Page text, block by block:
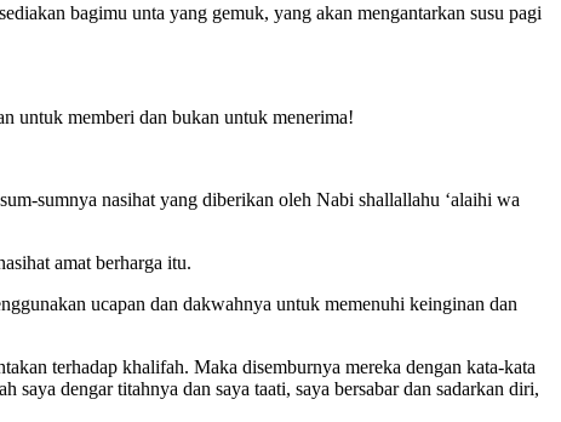
bagimu unta yang gemuk, yang akan mengantarkan susu pagi
untuk memberi dan bukan untuk menerima!
sumnya nasihat yang diberikan oleh Nabi shallallahu ‘alaihi wa
amat berharga itu.
ucapan dan dakwahnya untuk memenuhi keinginan dan
terhadap khalifah. Maka disemburnya mereka dengan kata-kata
dengar titahnya dan saya taati, saya bersabar dan sadarkan diri,